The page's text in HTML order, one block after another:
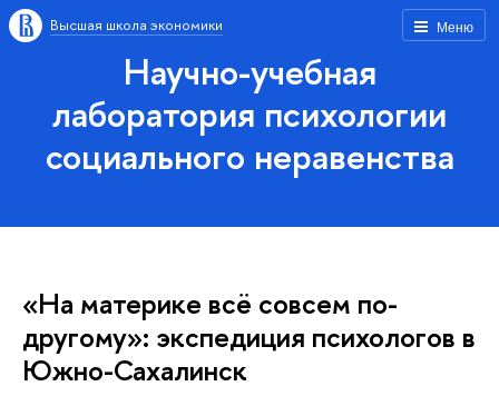
Меню
Высшая школа экономики
Научно-учебная
лаборатория психологии
социального неравенства
«На материке всё совсем по-
другому»: экспедиция психологов в
Южно-Сахалинск